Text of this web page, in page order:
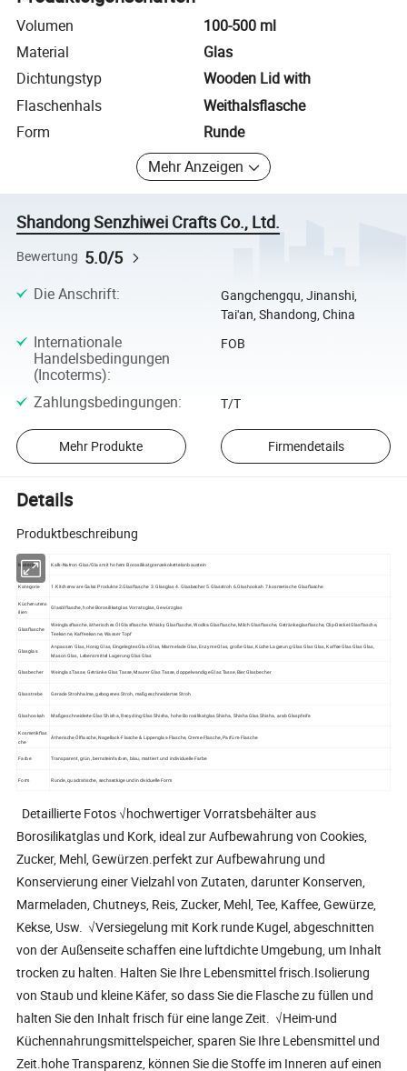
Volumen
100-500 ml
Material
Glas
Dichtungstyp
Wooden Lid with
Flaschenhals
Weithalsflasche
Form
Runde
Mehr Anzeigen
Shandong Senzhiwei Crafts Co., Ltd.
Bewertung 5.0/5
Die Anschrift:
Gangchengqu, Jinanshi,
Tai'an, Shandong, China
Internationale
Handelsbedingungen
(Incoterms):
FOB
Zahlungsbedingungen: T/T
Mehr Produkte Firmendetails
Details
Produktbeschreibung
Material Kalk-Natron-Glas/Glas mit hohem Borosilikatgrenzekokettelanbaustein
Kategorie 1.Kitchenware Galss Produkte 2.Glasflasche 3.Glasglas 4. Glasbecher 5.Glasstroh 6.Glashookah 7.kosmetische Glasflasche
Küchenutens
ilien
Glasölflasche, hohe Borosilikatglas Vorratsglas, Gewürzglas
Glasflasche
Weinglasflasche, ätherisches Öl Glasflasche. Whisky Glasflasche, Wodka Glasflasche, Milch Glasflasche, Getränkeglasflasche, Clip-Deckel Glasflasche,
Teekanne, Kaffeekanne, Wasser Topf
Glasglas
Anpassen Glas, Honig Glas, Eingelegtes Glas Glas, Marmelade Glas, Enzyme Glas, große Glas, Küche Lagerung Glas Glas Glas, Kaffee Glas Glas Glas,
Mason Glas, Lebensmittel Lagerung Glas Glas
Glasbecher Weinglas Tasse, Getränke Glas Tasse, Maurer Glas Tasse, doppelwandige Glas Tasse, Bier Glasbecher
Glasstrebe Gerade Strohhalme, gebogenes Stroh, maßgeschneidertes Stroh
Glashookah Maßgeschneiderte Glas Shisha, Recycling Glas Shisha, hohe Borosilikatglas Shisha, Shisha Glas Shisha, arab Glaspfeife
Kosmetikflas
che
Ätherische Ölflasche, Nagellack-Flasche & Lippenglas-Flasche, Creme-Flasche, Parfüm-Flasche
Farbe Transparent, grün, bernsteinfarben, blau, mattiert und individuelle Farbe
Form Runde, quadratische, sechseckige und individuelle Form
Detaillierte Fotos √hochwertiger Vorratsbehälter aus
Borosilikatglas und Kork, ideal zur Aufbewahrung von Cookies,
Zucker, Mehl, Gewürzen.perfekt zur Aufbewahrung und
Konservierung einer Vielzahl von Zutaten, darunter Konserven,
Marmeladen, Chutneys, Reis, Zucker, Mehl, Tee, Kaffee, Gewürze,
Kekse, Usw. √Versiegelung mit Kork runde Kugel, abgeschnitten
von der Außenseite schaffen eine luftdichte Umgebung, um Inhalt
trocken zu halten. Halten Sie Ihre Lebensmittel frisch.Isolierung
von Staub und kleine Käfer, so dass Sie die Flasche zu füllen und
halten Sie den Inhalt frisch für eine lange Zeit. √Heim-und
Küchennahrungsmittelspeicher, sparen Sie Ihre Lebensmittel und
Zeit.hohe Transparenz, können Sie die Stoffe im Inneren auf einen